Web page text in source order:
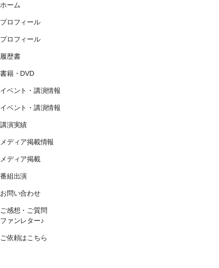
ホーム
プロフィール
プロフィール
履歴書
書籍・DVD
イベント・講演情報
イベント・講演情報
講演実績
メディア掲載情報
メディア掲載
番組出演
お問い合わせ
ご感想・ご質問
ファンレター♪
ご依頼はこちら